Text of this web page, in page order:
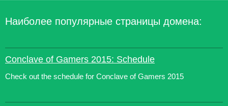
Наиболее популярные страницы домена:
Conclave of Gamers 2015: Schedule
Check out the schedule for Conclave of Gamers 2015